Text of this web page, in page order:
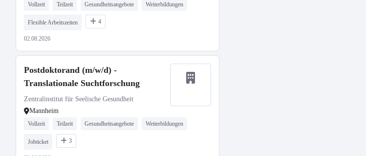
Vollzeit Teilzeit Gesundheitsangebote Weiterbildungen
Flexible Arbeitszeiten 4
02.08.2026
Postdoktorand (m/w/d) -
Translationale Suchtforschung
Zentralinstitut für Seelische Gesundheit
Mannheim
Vollzeit Teilzeit Gesundheitsangebote Weiterbildungen
Jobticket 3